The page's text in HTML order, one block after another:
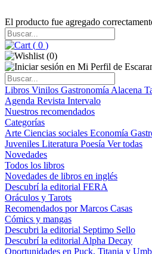
El producto fue agregado
( 0 )
(0)
Libros Vinilos Gastronomía Alacena
Agenda Revista Intervalo
Nuestros recomendados
Categorías
Arte Ciencias sociales Economía
Juveniles Literatura Poesía Ver todas
Novedades
Todos los libros
Novedades de libros en inglés
Descubrí la editorial FERA
Oráculos y Tarots
Recomendados por Marcos Casas
Cómics y mangas
Descubri la editorial Septimo Sello
Descubrí la editorial Alpha Decay
Oportunidades en Puck, Titania y